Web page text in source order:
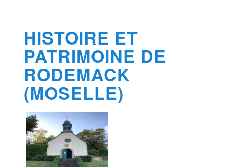
HISTOIRE ET
PATRIMOINE DE
RODEMACK
(MOSELLE)